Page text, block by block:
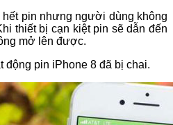
pin nhưng người dùng không
thiết bị cạn kiệt pin sẽ dẫn đến
mở lên được.
động pin iPhone 8 đã bị chai.